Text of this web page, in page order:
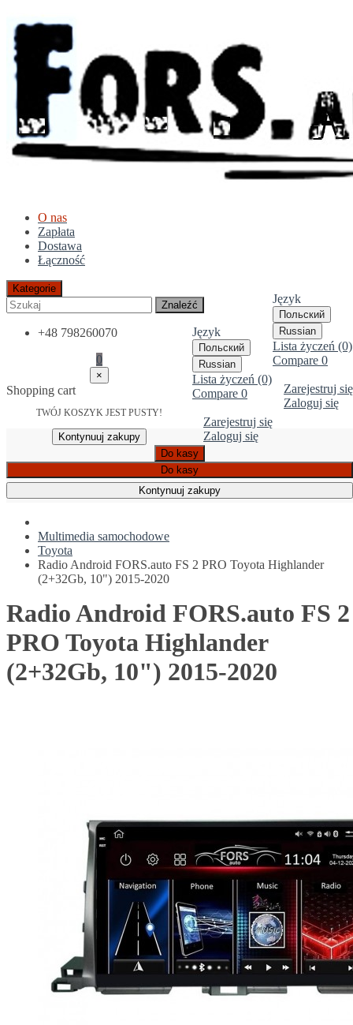
O nas
Zapłata
Dostawa
Łączność
Język
Польский
Russian
Lista życzeń (0)
Compare 0
Zarejestruj się
Zaloguj się
Kategorie
Znaleźć
Język
Польский
Russian
Lista życzeń (0)
Compare 0
Zarejestruj się
Zaloguj się
+48 798260070
0
×
Shopping cart
TWÓJ KOSZYK JEST PUSTY!
Kontynuuj zakupy
Do kasy
Do kasy
Kontynuuj zakupy
Multimedia samochodowe
Toyota
Radio Android FORS.auto FS 2 PRO Toyota Highlander
(2+32Gb, 10") 2015-2020
Radio Android FORS.auto FS 2
PRO Toyota Highlander
(2+32Gb, 10") 2015-2020